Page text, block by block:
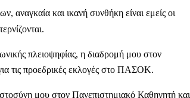
αναγκαία και ικανή συνθήκη είναι εμείς οι
πλειοψηφίας, η διαδρομή μου στον
τις προεδρικές εκλογές στο ΠΑΣΟΚ.
μου στον Πανεπιστημιακό Καθηγητή και